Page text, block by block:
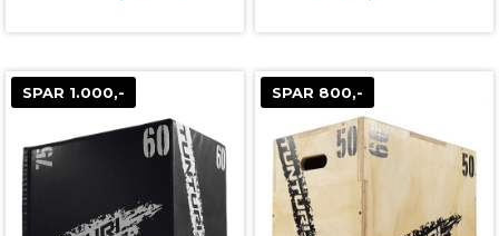
SPAR 1.000,- SPAR 800,-